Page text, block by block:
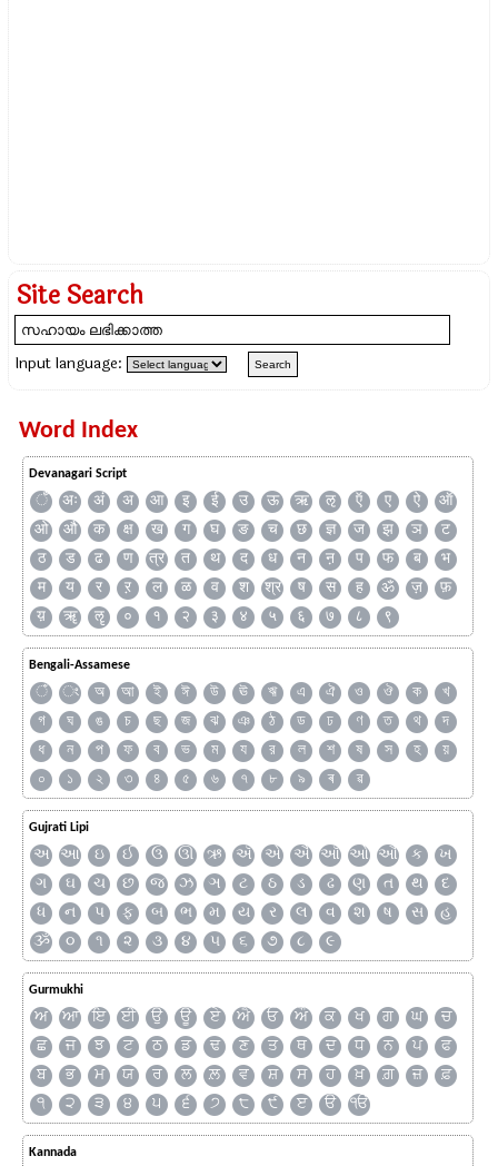
Site Search
Input language:
Word Index
Devanagari Script
ँ अः अं अ आ इ ई उ ऊ ऋ ऌ ऍ ए ऐ
ऑ
ओ
औ क क्ष ख ग घ ङ च छ ज्ञ ज झ ञ
ट
ठ
ड ढ ण त्र त थ द ध न ऩ प फ ब
भ
म
य र ऱ ल ळ व श श्र ष स ह ॐ ज़
फ़
य़
ॠ ॡ ० १ २ ३ ४ ५ ६ ७ ८ ९
Bengali-Assamese
ঁ ং অ আ ই ঈ উ ঊ ঋ এ ঐ ও ঔ ক
খ
গ
ঘ ঙ চ ছ জ ঝ ঞ ঠ ড ঢ ণ ত থ
দ
ধ
ন প ফ ব ভ ম য র ল শ ষ স হ
য়
০
১ ২ ৩ ৪ ৫ ৬ ৭ ৮ ৯ ৰ ৱ
Gujrati Lipi
અ આ ઇ ઈ ઉ ઊ ઋ ઍ એ ઐ ઑ ઓ ઔ ક
ખ
ગ
ઘ ચ છ જ ઝ ઞ ટ ઠ ડ ઢ ણ ત થ
દ
ધ
ન પ ફ બ ભ મ ય ર લ વ શ ષ સ
હ
ૐ
૦ ૧ ૨ ૩ ૪ ૫ ૬ ૭ ૮ ૯
Gurmukhi
ਅ ਆ ਇ ਈ ਉ ਊ ਏ ਐ ਓ ਔ ਕ ਖ ਗ ਘ
ਚ
ਛ
ਜ ਝ ਟ ਠ ਡ ਢ ਣ ਤ ਥ ਦ ਧ ਨ ਪ
ਫ
ਬ
ਭ ਮ ਯ ਰ ਲ ਲ਼ ਵ ਸ਼ ਸ ਹ ਖ਼ ਗ਼ ਜ਼
ਫ਼
੧
੨ ੩ ੪ ੫ ੬ ੭ ੮ ੯ ੲ ੳ ੴ
Kannada